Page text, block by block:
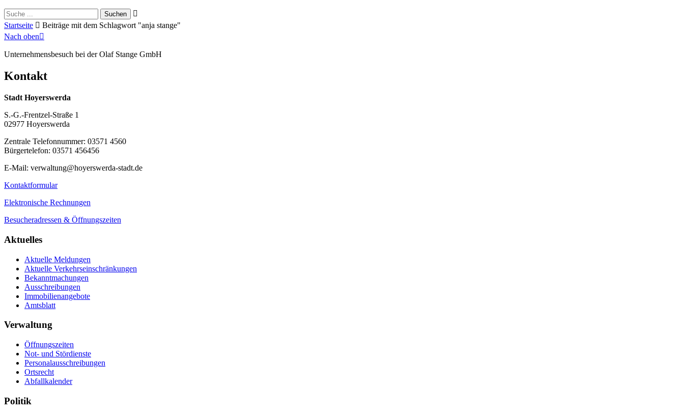
Suche
für:
Startseite
Beiträge mit dem Schlagwort "anja stange"
Nach oben
Unternehmensbesuch bei der Olaf Stange GmbH
Kontakt
Stadt Hoyerswerda
S.-G.-Frentzel-Straße 1
02977 Hoyerswerda
Zentrale Telefonnummer: 03571 4560
Bürgertelefon: 03571 456456
E-Mail: verwaltung@hoyerswerda-stadt.de
Kontaktformular
Elektronische Rechnungen
Besucheradressen & Öffnungszeiten
Aktuelles
Aktuelle Meldungen
Aktuelle Verkehrseinschränkungen
Bekanntmachungen
Ausschreibungen
Immobilienangebote
Amtsblatt
Verwaltung
Öffnungszeiten
Not- und Stördienste
Personalausschreibungen
Ortsrecht
Abfallkalender
Politik